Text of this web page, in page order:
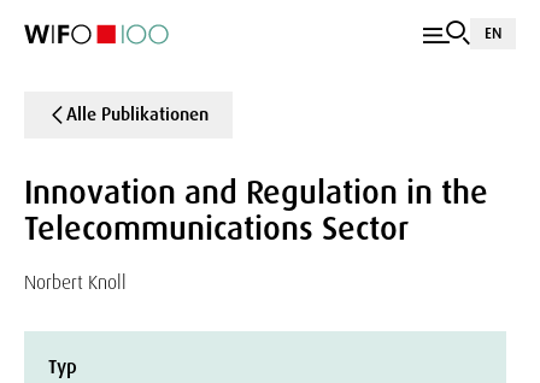
EN
Alle Publikationen
Innovation and Regulation in the
Telecommunications Sector
Norbert Knoll
Typ